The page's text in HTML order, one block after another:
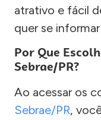
atrativo e fácil
quer se
Por Que
Sebrae/PR?
Ao acessar os
Sebrae/PR,